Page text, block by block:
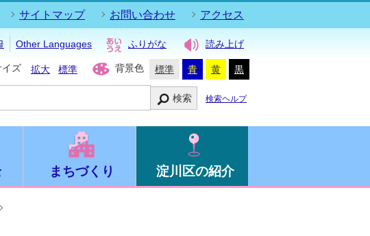
サイトマップ お問い合わせ アクセス
Other Languages ふりがな 読み上げ
イズ 拡大 標準 背景色 標準 青 黄 黒
検索 検索ヘルプ
まちづくり 淀川区の紹介